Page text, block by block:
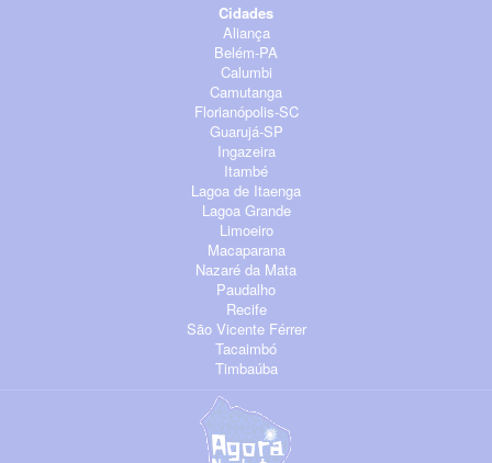
Cidades
Aliança
Belém-PA
Calumbi
Camutanga
Florianópolis-SC
Guarujá-SP
Ingazeira
Itambé
Lagoa de Itaenga
Lagoa Grande
Limoeiro
Macaparana
Nazaré da Mata
Paudalho
Recife
São Vicente Férrer
Tacaimbó
Timbaúba